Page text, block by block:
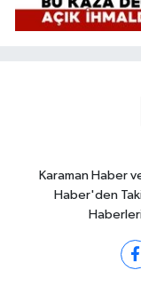
Karaman Haber
Haber'den